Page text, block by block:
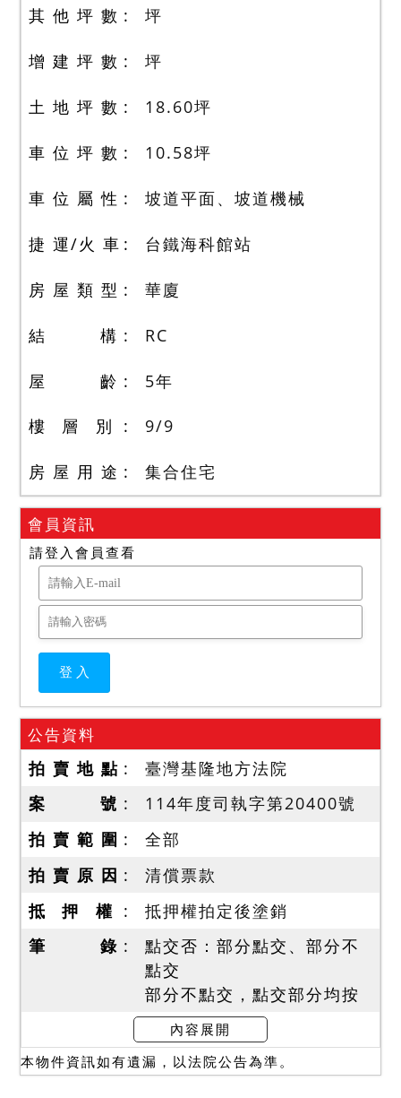
其 他 坪 數 坪
增 建 坪 數 坪
土 地 坪 數 18.60坪
車 位 坪 數 10.58坪
車 位 屬 性 坡道平面、坡道機械
捷 運/火 車 台鐵海科館站
房 屋 類 型 華廈
結 構 RC
屋 齡 5年
樓 層 別 9/9
房 屋 用 途 集合住宅
會員資訊
請登入會員查看
公告資料
拍 賣 地 點
臺灣基隆地方法院
案 號
114年度司執字第20400號
拍 賣 範 圍
全部
拍 賣 原 因
清償票款
抵 押 權
抵押權拍定後塗銷
筆 錄
點交否：部分點交、部分不
點交
部分不點交，點交部分均按
現狀點交。
使用情形
一、據114年8月11日查封筆
內容展開
本物件資訊如有遺漏，以法院公告為準。